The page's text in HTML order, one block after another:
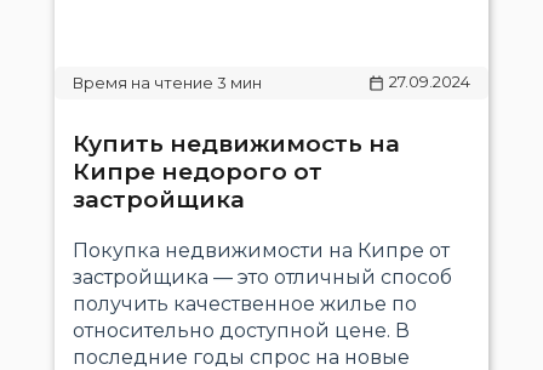
27.09.2024
Купить недвижимость на
Кипре недорого от
застройщика
Покупка недвижимости на Кипре от
застройщика — это отличный способ
получить качественное жилье по
относительно доступной цене. В
последние годы спрос на новые